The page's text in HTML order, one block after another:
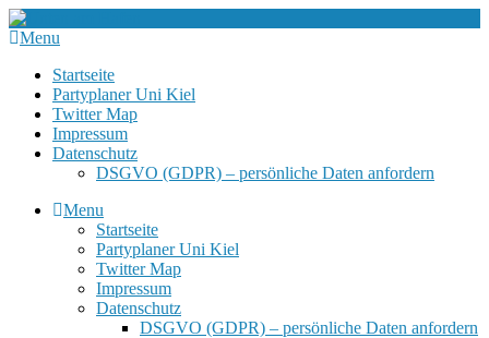
Menu
Startseite
Partyplaner Uni Kiel
Twitter Map
Impressum
Datenschutz
DSGVO (GDPR) – persönliche Daten anfordern
Menu
Startseite
Partyplaner Uni Kiel
Twitter Map
Impressum
Datenschutz
DSGVO (GDPR) – persönliche Daten anfordern